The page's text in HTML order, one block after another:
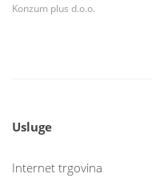
Konzum plus d.o.o.
Usluge
Internet trgovina